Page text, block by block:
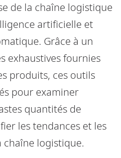
de la chaîne logistique
artificielle et
Grâce à un
exhaustives fournies
produits, ces outils
pour examiner
quantités de
les tendances et les
chaîne logistique.